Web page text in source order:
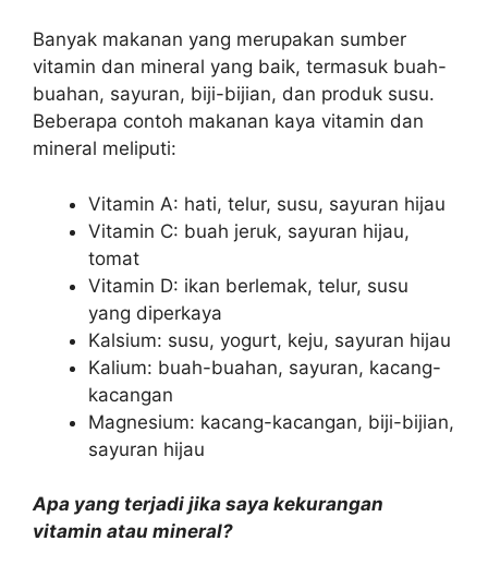
Banyak makanan yang merupakan sumber
vitamin dan mineral yang baik, termasuk buah-
buahan, sayuran, biji-bijian, dan produk susu.
Beberapa contoh makanan kaya vitamin dan
mineral meliputi:
Vitamin A: hati, telur, susu, sayuran hijau
Vitamin C: buah jeruk, sayuran hijau,
tomat
Vitamin D: ikan berlemak, telur, susu
yang diperkaya
Kalsium: susu, yogurt, keju, sayuran hijau
Kalium: buah-buahan, sayuran, kacang-
kacangan
Magnesium: kacang-kacangan, biji-bijian,
sayuran hijau
Apa yang terjadi jika saya kekurangan
vitamin atau mineral?